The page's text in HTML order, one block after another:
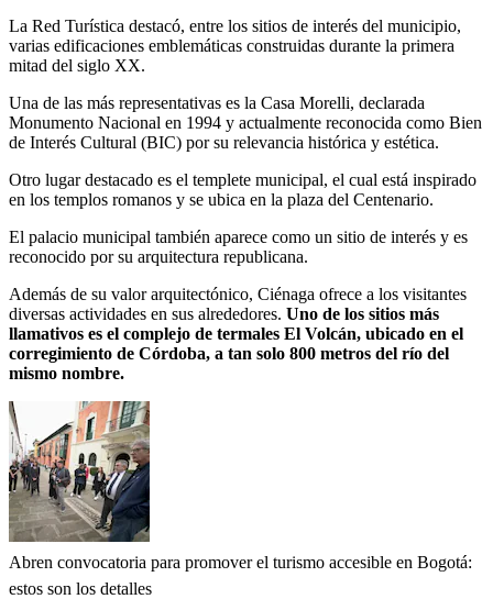
La Red Turística destacó, entre los sitios de interés del municipio,
varias edificaciones emblemáticas construidas durante la primera
mitad del siglo XX.
Una de las más representativas es la Casa Morelli, declarada
Monumento Nacional en 1994 y actualmente reconocida como Bien
de Interés Cultural (BIC) por su relevancia histórica y estética.
Otro lugar destacado es el templete municipal, el cual está inspirado
en los templos romanos y se ubica en la plaza del Centenario.
El palacio municipal también aparece como un sitio de interés y es
reconocido por su arquitectura republicana.
Además de su valor arquitectónico, Ciénaga ofrece a los visitantes
diversas actividades en sus alrededores. Uno de los sitios más
llamativos es el complejo de termales El Volcán, ubicado en el
corregimiento de Córdoba, a tan solo 800 metros del río del
mismo nombre.
Abren convocatoria para promover el turismo accesible en Bogotá:
estos son los detalles